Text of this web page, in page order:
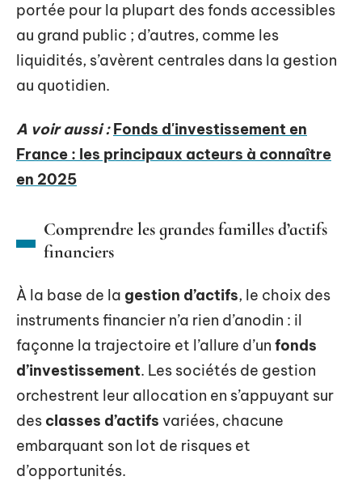
portée pour la plupart des fonds accessibles
au grand public ; d’autres, comme les
liquidités, s’avèrent centrales dans la gestion
au quotidien.
A voir aussi : Fonds d'investissement en
France : les principaux acteurs à connaître
en 2025
Comprendre les grandes familles d’actifs
financiers
À la base de la gestion d’actifs, le choix des
instruments financier n’a rien d’anodin : il
façonne la trajectoire et l’allure d’un fonds
d’investissement. Les sociétés de gestion
orchestrent leur allocation en s’appuyant sur
des classes d’actifs variées, chacune
embarquant son lot de risques et
d’opportunités.